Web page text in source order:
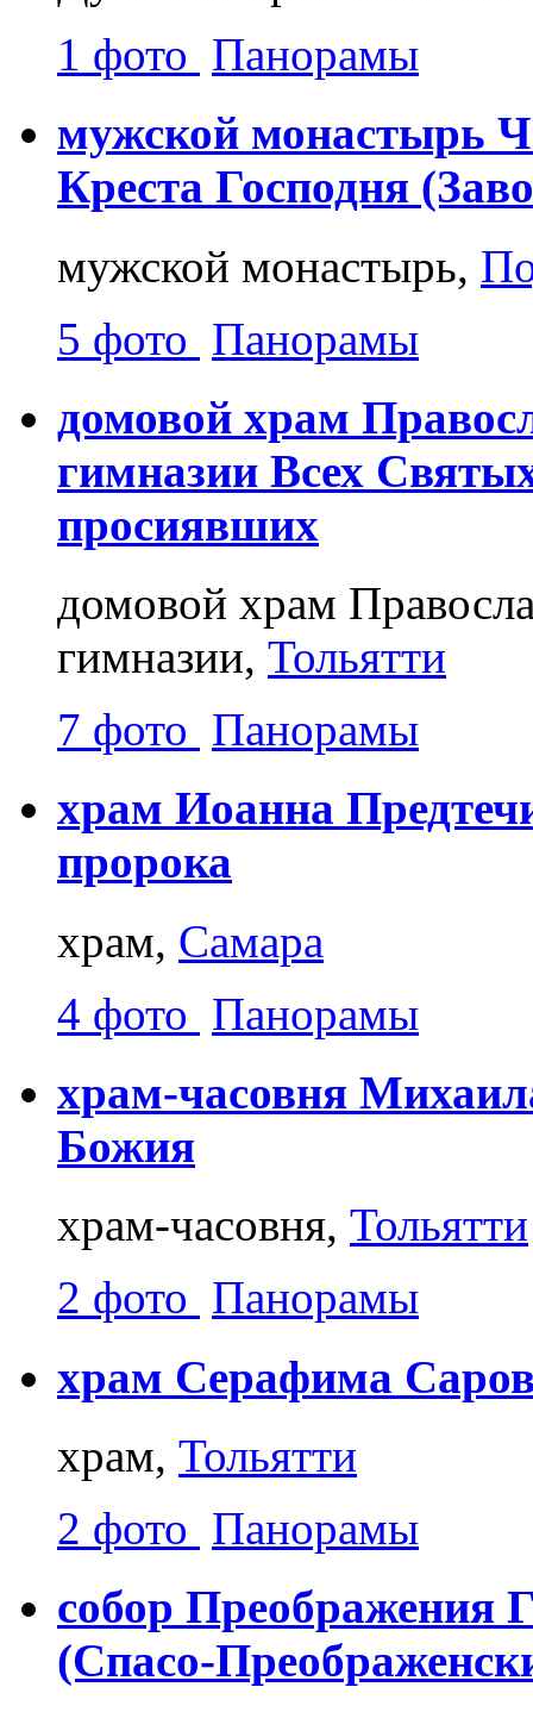
1 фото Панорамы
мужской монастырь
Креста Господня
мужской монастырь,
5 фото Панорамы
домовой храм
гимназии Всех
просиявших
домовой храм
гимназии, Тольятти
7 фото Панорамы
храм Иоанна
пророка
храм, Самара
4 фото Панорамы
храм-часовня
Божия
храм-часовня, Тольятти
2 фото Панорамы
храм Серафима
храм, Тольятти
2 фото Панорамы
собор Преображения
(Спасо-